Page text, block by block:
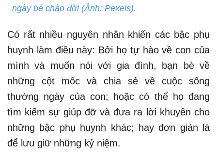
ngày bé chào đời (Ảnh: Pexels).
Có rất nhiều nguyên nhân khiến các bậc phụ
huynh làm điều này: Bởi họ tự hào về con của
mình và muốn nói với gia đình, bạn bè về
những cột mốc và chia sẻ về cuộc sống
thường ngày của con; hoặc có thể họ đang
tìm kiếm sự giúp đỡ và đưa ra lời khuyên cho
những bậc phụ huynh khác; hay đơn giản là
để lưu giữ những kỷ niệm.